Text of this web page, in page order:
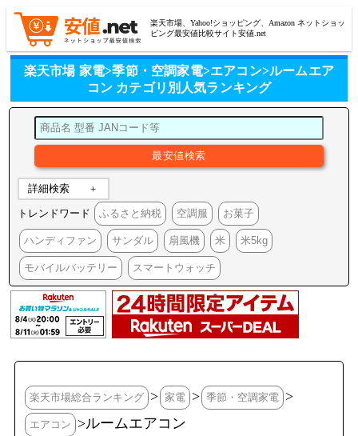
楽天市場、Yahoo!ショッピング、Amazon ネットショッ
ピング最安値比較サイト安値.net
楽天市場 家電>季節・空調家電>エアコン>ルームエア
コン カテゴリ別人気ランキング
詳細検索
トレンドワード ふるさと納税 空調服 お菓子
ハンディファン サンダル 扇風機 米 米5kg
モバイルバッテリー スマートウォッチ
楽天市場総合ランキング > 家電 > 季節・空調家電 >
エアコン >ルームエアコン